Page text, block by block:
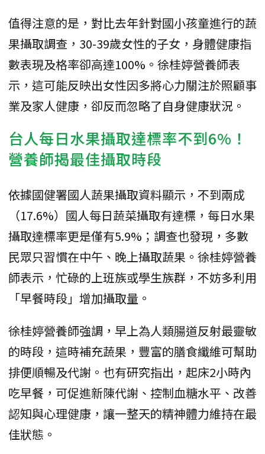
值得注意的是，對比去年針對國小孩童進行的蔬
果攝取調查，30-39歲女性的子女，身體健康指
數表現及格率卻高達100%。徐桂婷營養師表
示，這可能反映出女性因多將心力關注於照顧事
業及家人健康，卻反而忽略了自身健康狀況。
台人每日水果攝取達標率不到6%！
營養師揭最佳攝取時段
依據國健署國人蔬果攝取資料顯示，不到兩成
（17.6%）國人每日蔬菜攝取有達標，每日水果
攝取達標率更是僅有5.9%；調查也發現，多數
民眾只習慣在中午、晚上攝取蔬果。徐桂婷營養
師表示，忙碌的上班族或學生族群，不妨多利用
「早餐時段」增加攝取量。
徐桂婷營養師強調，早上為人類腸道反射最靈敏
的時段，這時補充蔬果，豐富的膳食纖維可幫助
排便順暢及代謝。也有研究指出，起床2小時內
吃早餐，可促進新陳代謝、控制血糖水平、改善
認知與心理健康，讓一整天的精神體力維持在最
佳狀態。